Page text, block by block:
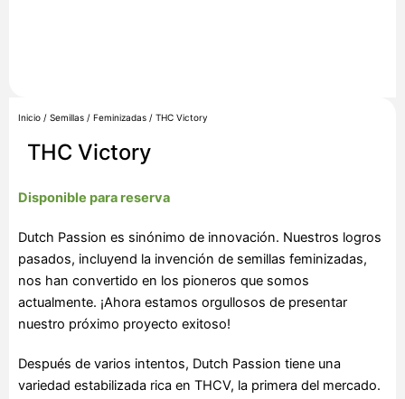
Inicio / Semillas / Feminizadas / THC Victory
THC Victory
Disponible para reserva
Dutch Passion es sinónimo de innovación. Nuestros logros
pasados, incluyend la invención de semillas feminizadas,
nos han convertido en los pioneros que somos
actualmente. ¡Ahora estamos orgullosos de presentar
nuestro próximo proyecto exitoso!
Después de varios intentos, Dutch Passion tiene una
variedad estabilizada rica en THCV, la primera del mercado.